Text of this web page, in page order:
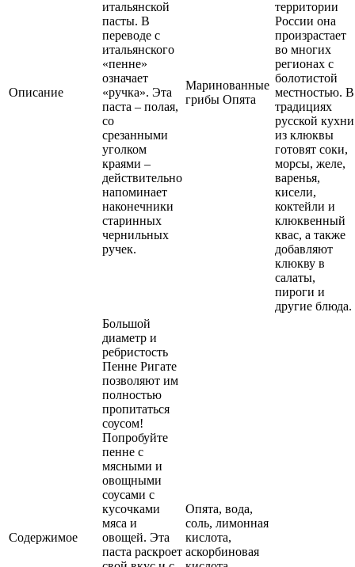
Описание
итальянской
пасты. В
переводе с
итальянского
«пенне»
означает
«ручка». Эта
паста – полая,
со
срезанными
уголком
краями –
действительно
напоминает
наконечники
старинных
чернильных
ручек.
Маринованные
грибы Опята
территории
России она
произрастает
во многих
регионах с
болотистой
местностью. В
традициях
русской кухни
из клюквы
готовят соки,
морсы, желе,
варенья,
кисели,
коктейли и
клюквенный
квас, а также
добавляют
клюкву в
салаты,
пироги и
другие блюда.
Содержимое
Большой
диаметр и
ребристость
Пенне Ригате
позволяют им
полностью
пропитаться
соусом!
Попробуйте
пенне с
мясными и
овощными
соусами с
кусочками
мяса и
овощей. Эта
паста раскроет
Опята, вода,
соль, лимонная
кислота,
аскорбиновая